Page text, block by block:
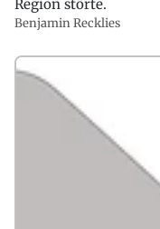
Region störte.
Benjamin Recklies